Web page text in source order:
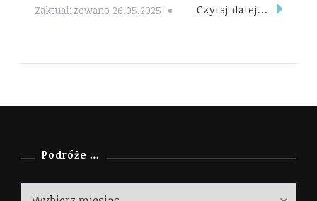
Zaktualizowano 26.05.2025 Czytaj dalej...
Podróże …
Podróże